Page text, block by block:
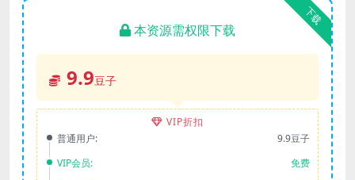
下载
本资源需权限下载
9.9豆子
VIP折扣
普通用户:
9.9豆子
VIP会员:
免费